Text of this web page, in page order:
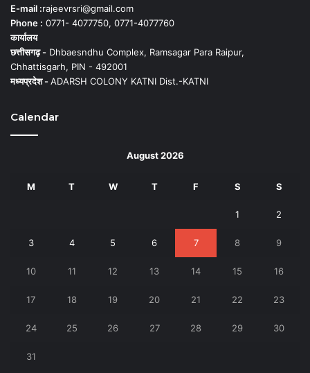
E-mail :rajeevrsri@gmail.com
Phone : 0771- 4077750, 0771-4077760
कार्यालय
छत्तीसगढ़ - Dhbaesndhu Complex, Ramsagar Para Raipur,
Chhattisgarh, PIN - 492001
मध्यप्रदेश -ADARSH COLONY KATNI Dist.-KATNI
Calendar
August 2026
M T W T F S S
1 2
3 4 5 6 7 8 9
10 11 12 13 14 15 16
17 18 19 20 21 22 23
24 25 26 27 28 29 30
31